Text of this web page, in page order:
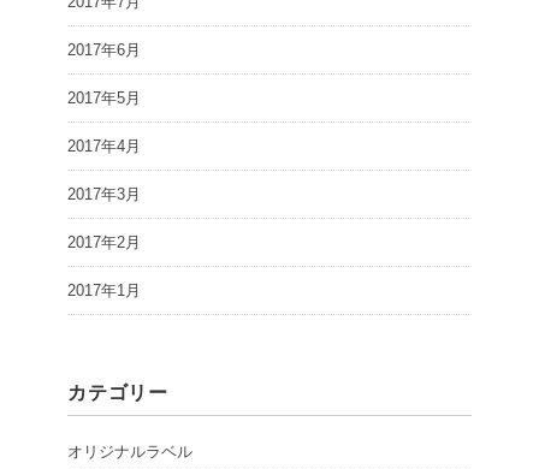
2017年6月
2017年5月
2017年4月
2017年3月
2017年2月
2017年1月
カテゴリー
オリジナルラベル